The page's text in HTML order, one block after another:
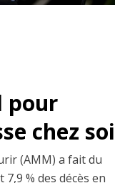
pour
chez soi
(AMM) a fait du
% des décès en